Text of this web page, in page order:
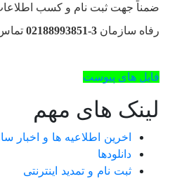
ضمناً جهت ثبت نام و کسب
رفاه سازمان 3-02188993851
فایل های پیوست
لینک های مهم
اخرین اطلاعیه ها و اخبار
دانلودها
ثبت نام و تمدید اینترنتی